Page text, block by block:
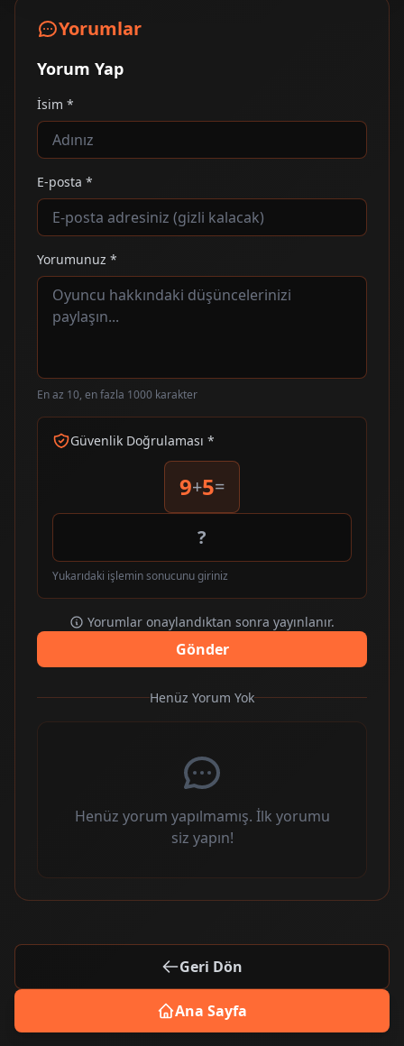
Yorumlar
Yorum Yap
İsim *
E-posta *
Yorumunuz *
En az 10, en fazla 1000 karakter
Güvenlik Doğrulaması *
9+5=
Yukarıdaki işlemin sonucunu giriniz
Yorumlar onaylandıktan sonra yayınlanır.
Gönder
Henüz Yorum Yok
Henüz yorum yapılmamış. İlk yorumu
siz yapın!
Geri Dön
Ana Sayfa